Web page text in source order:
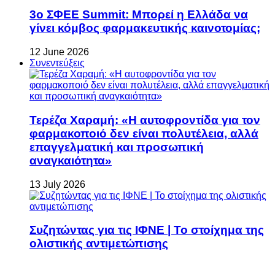
3ο ΣΦΕΕ Summit: Μπορεί η Ελλάδα να
γίνει κόμβος φαρμακευτικής καινοτομίας;
12 June 2026
Συνεντεύξεις
Τερέζα Χαραμή: «Η αυτοφροντίδα για τον
φαρμακοποιό δεν είναι πολυτέλεια, αλλά
επαγγελματική και προσωπική
αναγκαιότητα»
13 July 2026
Συζητώντας για τις ΙΦΝΕ | Το στοίχημα της
ολιστικής αντιμετώπισης